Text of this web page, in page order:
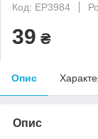
Код: EP3984
39 ₴
Опис
Опис